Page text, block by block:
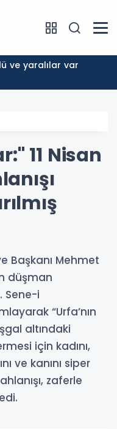
ve yaralılar var
11 Nisan
Başkanı Mehmet
düşman
Sene-i
“Urfa’nın
altındaki
için kadını,
ve kanını siper
zaferle